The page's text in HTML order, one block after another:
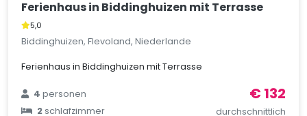
Ferienhaus in Biddinghuizen mit Terrasse
5,0
Biddinghuizen, Flevoland, Niederlande
Ferienhaus in Biddinghuizen mit Terrasse
4personen
2schlafzimmer
€ 132
durchschnittlich